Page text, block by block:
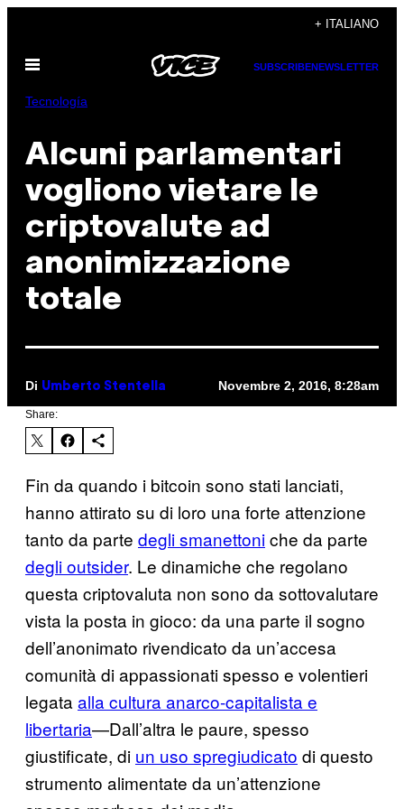
contenuto
+ ITALIANO
Apri
SUBSCRIBENEWSLETTER
Tecnología
Alcuni parlamentari
vogliono vietare le
criptovalute ad
anonimizzazione
totale
Di Umberto Stentella Novembre 2, 2016, 8:28am
Share:
Fin da quando i bitcoin sono stati lanciati,
hanno attirato su di loro una forte attenzione
tanto da parte degli smanettoniche da parte
degli outsider. Le dinamiche che regolano
questa criptovaluta non sono da sottovalutare
vista la posta in gioco: da una parte il sogno
dell’anonimato rivendicato da un’accesa
comunità di appassionati spesso e volentieri
legata alla cultura anarco-capitalista e
libertaria—Dall’altra le paure, spesso
giustificate, di un uso spregiudicato di questo
strumento alimentate da un’attenzione